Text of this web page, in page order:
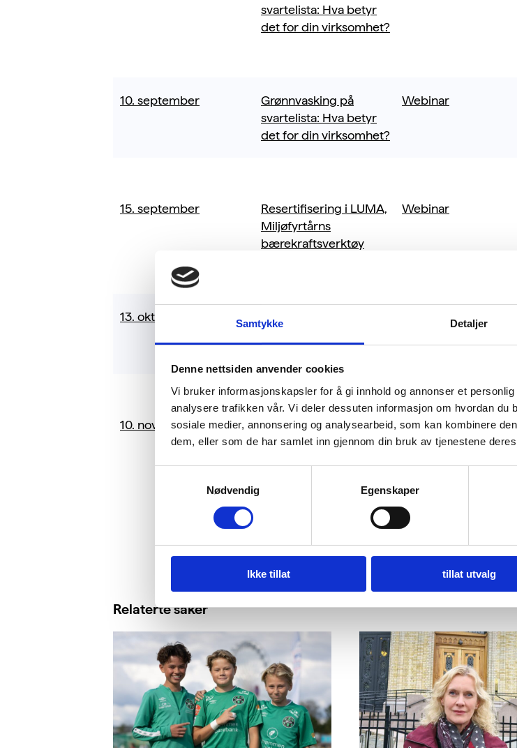
Samtykke Detaljer
Denne nettsiden anvender cookies
Vi bruker informasjonskapsler for å gi innhold og annonser et
analysere trafikken vår. Vi deler dessuten informasjon om hvordan du
sosiale medier, annonsering og analysearbeid, som kan kombinere
dem, eller som de har samlet inn gjennom din bruk av tjenestene
Nødvendig
Egenskaper
Ikke tillat tillat utvalg
svartelista: Hva betyr
det for din virksomhet?
10. september
Grønnvasking på
svartelista: Hva betyr
det for din virksomhet?
Webinar
15. september
Resertifisering i LUMA,
Miljøfyrtårns
bærekraftsverktøy
Webinar
13. oktober
Resertifisering i LUMA,
Miljøfyrtårns
10. november
Resertifisering i LUMA,
Miljøfyrtårns
Webinar
Relaterte saker